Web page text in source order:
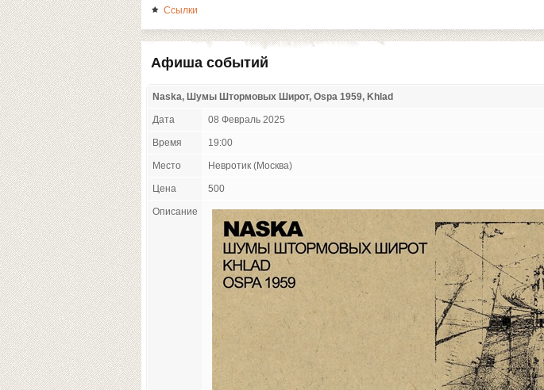
Ссылки
Афиша событий
Naska, Шумы Штормовых Широт, Ospa 1959, Khlad
Дата 08 Февраль 2025
Время 19:00
Место Невротик (Москва)
Цена 500
Описание